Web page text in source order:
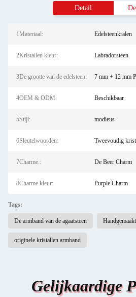
Detail
1Materiaal: Edelsteenkralen
2Kristallen kleur: Labradorsteen
3De grootte van de edelsteen: 7 mm + 12 mm
4OEM & ODM: Beschikbaar
5Stijl: modieus
6Sleutelwoorden: Tweevoudig
7Charme.: De Beer Charm
8Charme kleur: Purple Charm
Tags:
De armband van de agaatsteen
originele kristallen armband
Gelijkaardige